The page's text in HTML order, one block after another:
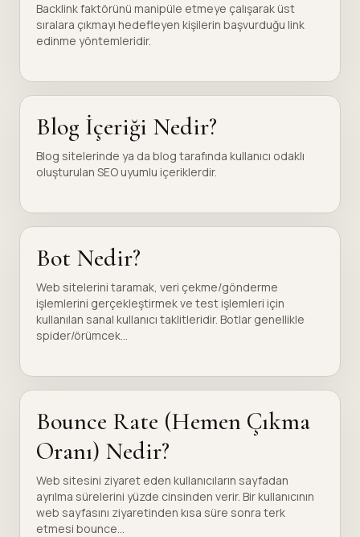
Backlink faktörünü manipüle etmeye çalışarak üst
sıralara çıkmayı hedefleyen kişilerin başvurduğu link
edinme yöntemleridir.
Blog İçeriği Nedir?
Blog sitelerinde ya da blog tarafında kullanıcı odaklı
oluşturulan SEO uyumlu içeriklerdir.
Bot Nedir?
Web sitelerini taramak, veri çekme/gönderme
işlemlerini gerçekleştirmek ve test işlemleri için
kullanılan sanal kullanıcı taklitleridir. Botlar genellikle
spider/örümcek...
Bounce Rate (Hemen Çıkma
Oranı) Nedir?
Web sitesini ziyaret eden kullanıcıların sayfadan
ayrılma sürelerini yüzde cinsinden verir. Bir kullanıcının
web sayfasını ziyaretinden kısa süre sonra terk
etmesi bounce...